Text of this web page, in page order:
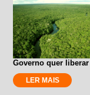
Governo quer
LER MAIS